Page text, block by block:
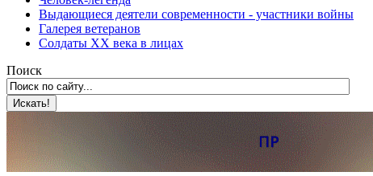
Выдающиеся деятели современности - участники войны
Галерея ветеранов
Солдаты XX века в лицах
Поиск